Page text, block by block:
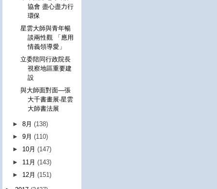
協會 盡心盡力行
環保
星雲大師與青年暢
談兩性觀 「應用
情義領導愛」
立委陪同行政院長
視察地區重要建
設
與大師面對面—張
大千書畫展‧星雲
大師書法展
►8月(138)
►9月(110)
► 10月(147)
► 11月(143)
► 12月(151)